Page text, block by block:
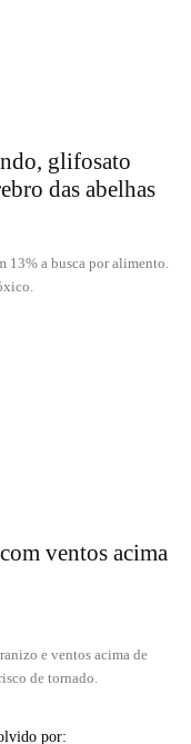
glifosato
das abelhas
13% a busca por alimento.
ventos acima
e ventos acima de
de tornado.
por: